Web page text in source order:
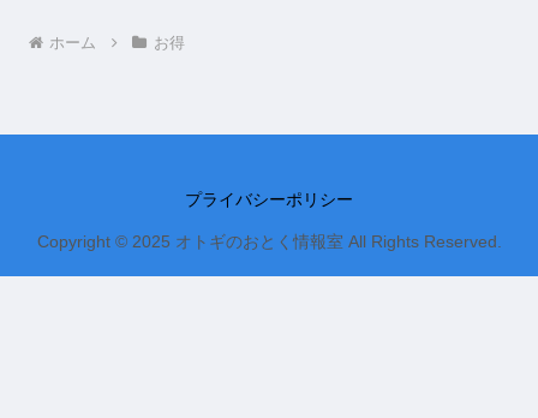
ホーム お得
プライバシーポリシー
Copyright © 2025 オトギのおとく情報室 All Rights Reserved.